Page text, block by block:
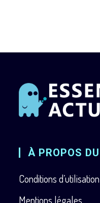
À PROPOS
Conditions d’utilisation
Mentions légales